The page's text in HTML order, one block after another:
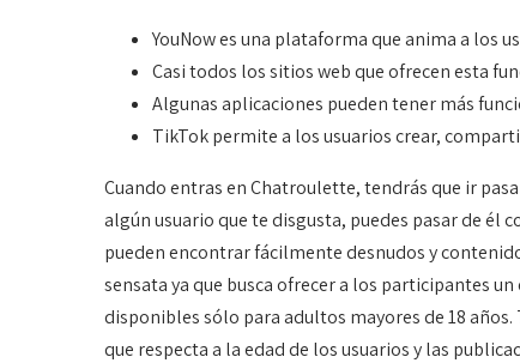
YouNow es una plataforma que anima a los
Casi todos los sitios web que ofrecen esta
Algunas aplicaciones pueden tener más
TikTok permite a los usuarios crear,
Cuando entras en Chatroulette, tendrás que ir
algún usuario que te disgusta, puedes pasar de él
pueden encontrar fácilmente desnudos y
sensata ya que busca ofrecer a los participantes
disponibles sólo para adultos mayores de 18
que respecta a la edad de los usuarios y las